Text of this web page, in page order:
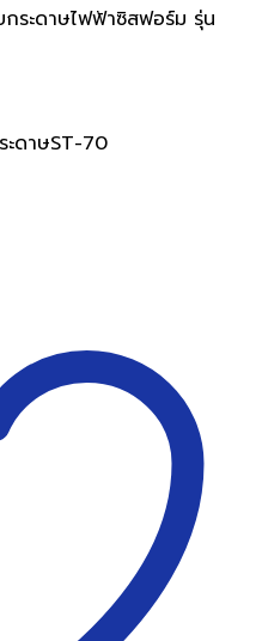
กระดาษไฟฟ้าซิสฟอร์ม รุ่น
ะดาษST-70